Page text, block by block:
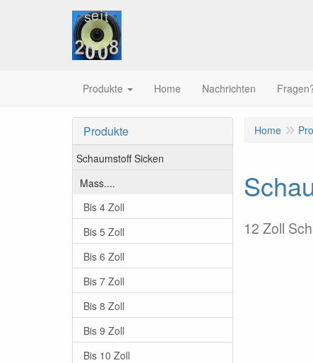
Produkte Home Nachrichten
Produkte
Schaumstoff Sicken
Mass....
Bis 4 Zoll
Bis 5 Zoll
Bis 6 Zoll
Bis 7 Zoll
Bis 8 Zoll
Bis 9 Zoll
Bis 10 Zoll
Home
12 Zoll